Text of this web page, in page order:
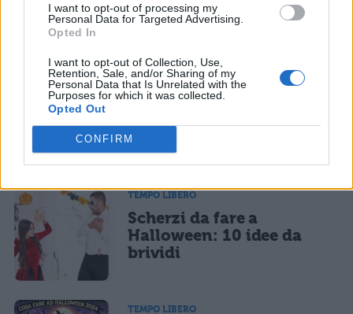
I want to opt-out of processing my
Personal Data for Targeted Advertising.
Opted In
I want to opt-out of Collection, Use,
Retention, Sale, and/or Sharing of my
Personal Data that Is Unrelated with the
Purposes for which it was collected.
Opted Out
CONFIRM
La tua email sarà utilizzata per comunicarti se qualcuno risponde al tuo commento e non
informativa privacy. Pubblicando questo commento dai il consenso affinché un cookie
salvi i tuoi dati (nome, email) per il prossimo commento.
Ho letto e acconsento l'
Acconsento all'uso dei miei dati da parte di terzi per finalità di
marketing diretto con modalità automatizzate o tradizionali
CONFERMA E PUBBLICA
TI POTREBBE INTERESSARE
TEMPO LIBERO
7 giochi da fare a
Halloween: idee originali
TEMPO LIBERO
Scherzi da fare a
Halloween: 10 idee da
brividi
TEMPO LIBERO